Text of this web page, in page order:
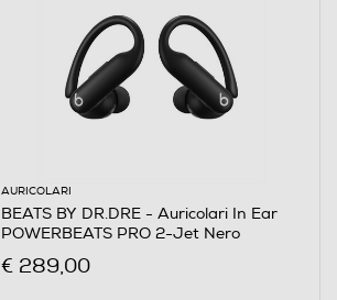
AURICOLARI
BEATS BY DR.DRE - Auricolari In Ear
POWERBEATS PRO 2-Jet Nero
€ 289,00